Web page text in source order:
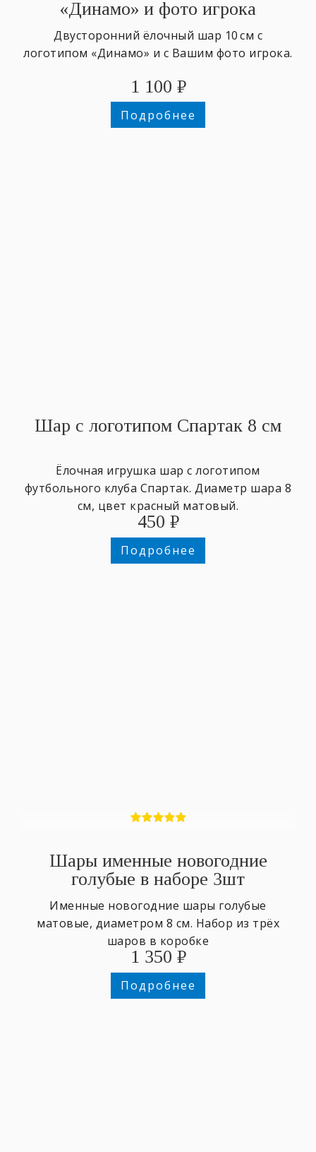
«Динамо» и фото игрока
Двусторонний ёлочный шар 10 см с
логотипом «Динамо» и с Вашим фото игрока.
1 100 ₽
Подробнее
Шар с логотипом Спартак 8 см
Ёлочная игрушка шар с логотипом
футбольного клуба Спартак. Диаметр шара 8
см, цвет красный матовый.
450 ₽
Подробнее
Шары именные новогодние
голубые в наборе 3шт
Именные новогодние шары голубые
матовые, диаметром 8 см. Набор из трёх
шаров в коробке
1 350 ₽
Подробнее